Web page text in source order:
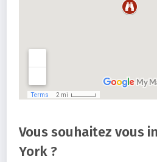
Vous souhaitez vous
York ?